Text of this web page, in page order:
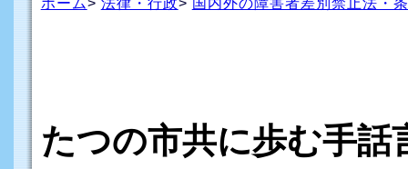
ホーム> 法律・行政> 国内外の障害者差別禁止法・
たつの市共に歩む手話